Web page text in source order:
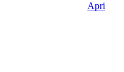
Apri